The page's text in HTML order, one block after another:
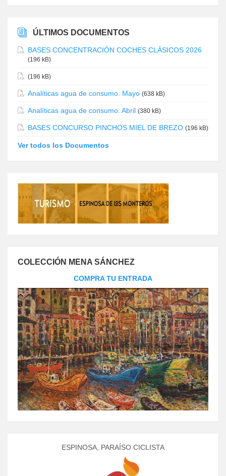
ÚLTIMOS DOCUMENTOS
BASES CONCENTRACIÓN COCHES CLÁSICOS 2026
(196 kB)
(196 kB)
Analíticas agua de consumo. Mayo (638 kB)
Analíticas agua de consumo. Abril (380 kB)
BASES CONCURSO PINCHOS MIEL DE BREZO (196 kB)
Ver todos los Documentos
COLECCIÓN MENA SÁNCHEZ
COMPRA TU ENTRADA
ESPINOSA, PARAÍSO CICLISTA